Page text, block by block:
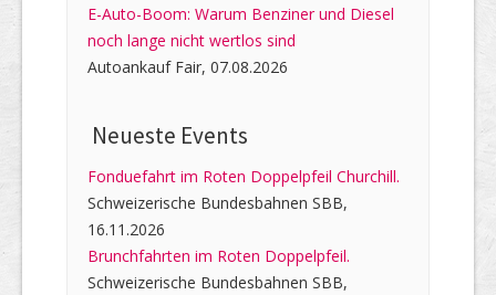
E-Auto-Boom: Warum Benziner und Diesel
noch lange nicht wertlos sind
Autoankauf Fair, 07.08.2026
Neueste Events
Fonduefahrt im Roten Doppelpfeil Churchill.
Schweizerische Bundesbahnen SBB,
16.11.2026
Brunchfahrten im Roten Doppelpfeil.
Schweizerische Bundesbahnen SBB,